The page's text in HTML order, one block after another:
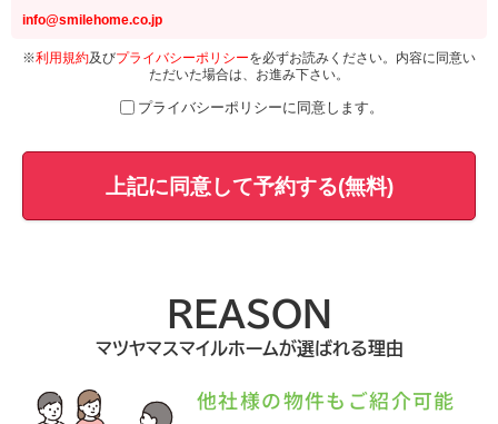
info@smilehome.co.jp
※利用規約及びプライバシーポリシーを必ずお読みください。内容に同意い
ただいた場合は、お進み下さい。
プライバシーポリシーに同意します。
上記に同意して予約する(無料)
REASON
マツヤマスマイルホームが選ばれる理由
他社様の物件もご紹介可能